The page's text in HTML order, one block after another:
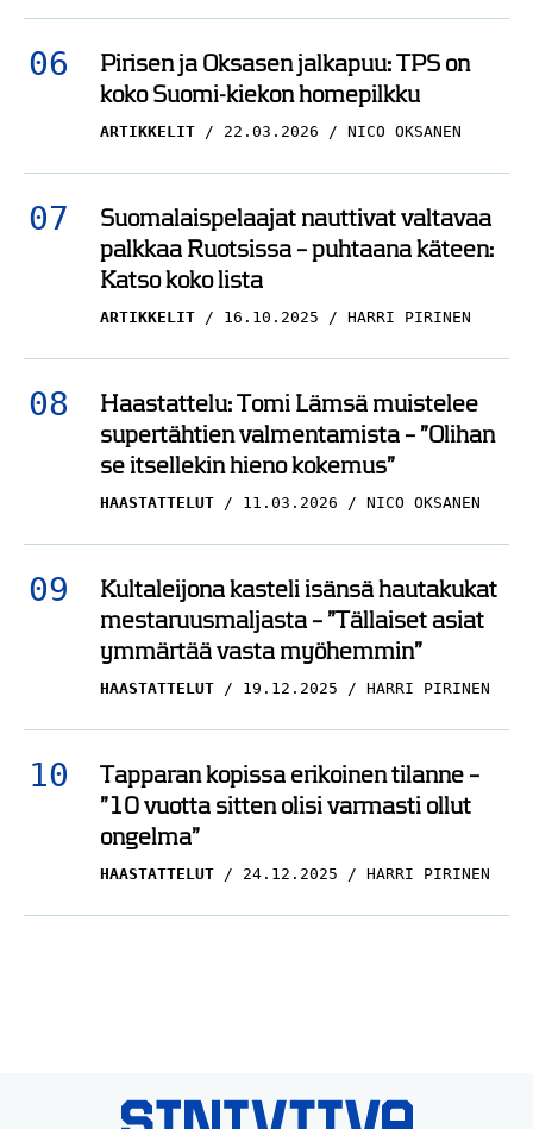
Pirisen ja Oksasen jalkapuu: TPS on
koko Suomi-kiekon homepilkku
ARTIKKELIT 22.03.2026 NICO OKSANEN
Suomalaispelaajat nauttivat valtavaa
palkkaa Ruotsissa – puhtaana käteen:
Katso koko lista
ARTIKKELIT 16.10.2025
Haastattelu: Tomi Lämsä muistelee
supertähtien valmentamista – ”Olihan
se itsellekin hieno kokemus”
HAASTATTELUT 11.03.2026 NICO OKSANEN
Kultaleijona kasteli isänsä hautakukat
mestaruusmaljasta – ”Tällaiset asiat
ymmärtää vasta myöhemmin”
HAASTATTELUT 19.12.2025 HARRI PIRINEN
Tapparan kopissa erikoinen tilanne –
”10 vuotta sitten olisi varmasti ollut
ongelma”
HAASTATTELUT